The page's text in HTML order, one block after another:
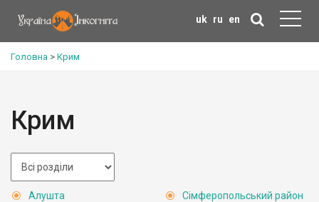
uk ru en
Головна > Крим
Крим
Алушта
Сімферопольський район